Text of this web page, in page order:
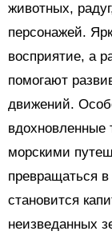
животных,
персонажей.
восприятие, а
помогают
движений.
вдохновленные
морскими
превращаться
становится
неизведанных